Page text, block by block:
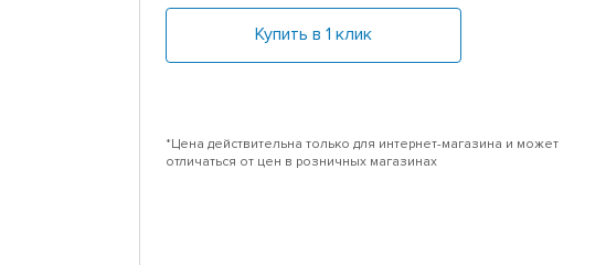
Купить в 1 клик
*Цена действительна только для интернет-магазина и может
отличаться от цен в розничных магазинах